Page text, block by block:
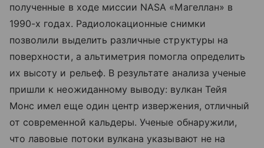
полученные в ходе миссии NASA «Магеллан» в
1990-х годах. Радиолокационные снимки
позволили выделить различные структуры на
поверхности, а альтиметрия помогла определить
их высоту и рельеф. В результате анализа ученые
пришли к неожиданному выводу: вулкан Тейя
Монс имел еще один центр извержения, отличный
от современной кальдеры.Ученые обнаружили,
что лавовые потоки вулкана указывают не на